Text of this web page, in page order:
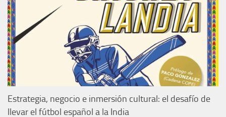
Estrategia, negocio e inmersión cultural: el desafío de
llevar el fútbol español a la India